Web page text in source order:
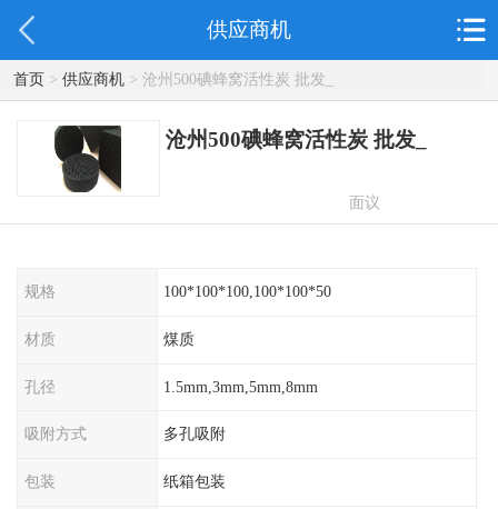
供应商机
首页> 供应商机> 沧州500碘蜂窝活性炭 批发_
沧州500碘蜂窝活性炭 批发_
面议
规格 100*100*100,100*100*50
材质 煤质
孔径 1.5mm,3mm,5mm,8mm
吸附方式 多孔吸附
包装 纸箱包装